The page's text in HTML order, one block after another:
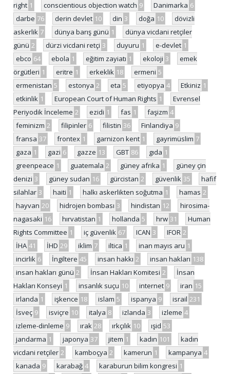
right 1 conscientious objection watch 9 Danimarka 6
darbe 76 derin devlet 10 din 3 doğa 10
dövizli
askerlik 7 dünya barış günü 1
dünya vicdani retçiler
günü 2 dürzi vicdani retçi 3 duyuru 1 e-devlet 1
ebco 64 ebola 1 eğitim zayiatı 1 ekoloji 3
emek
örgütleri 1 eritre 1 erkeklik 18 ermeni 5
ermenistan 5 estonya 2 eta 5 etiyopya 4 Etkiniz 1
etkinlik 1 European Court of Human Rights 1
Evrensel
Periyodik İnceleme 2 ezidi 1 fas 1 faşizm 4
feminizm 2 filipinler 6 filistin 36 Finlandiya 9
fransa 37 frontex 1 garnizon kent 1 gayrimüslim 7
gaza 1 gazi 6 gazze 13 GBT 86 gıda 1
greenpeace 1 guatemala 2 güney afrika 1
güney çin
denizi 3 güney sudan 16 gürcistan 2 güvenlik 35
hafif
silahlar 3 haiti 1 halkı askerlikten soğutma 1 hamas 2
hayvan 20 hidrojen bombası 3 hindistan 12
hirosima-
nagasaki 16 hırvatistan 1 hollanda 5 hrw 31
Human
Rights Committee 1 iç güvenlik 67 ICAN 3 IFOR 2
İHA 41 İHD 29 iklim 7 iltica 1 inan mayıs aru 1
incirlik 6 İngiltere 45 insan hakkı 2 insan hakları 138
insan hakları günü 2 İnsan Hakları Komitesi 2
İnsan
Hakları Konseyi 1 insanlık suçu 10 internet 9 iran 15
irlanda 1 işkence 18 islam 5 ispanya 9 israil 231
İsveç 9 isviçre 10 italya 8 izlanda 3 izleme 4
izleme-dinleme 9 ırak 28 ırkçılık 10 ışid 53
jandarma 1 japonya 37 jitem 1 kadın 101
kadın
vicdani retçiler 2 kamboçya 2 kamerun 1 kampanya 4
kanada 9 karabağ 4 karaburun bilim kongresi 1